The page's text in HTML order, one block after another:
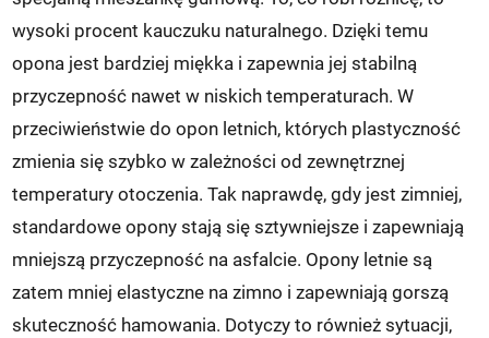
wysoki procent kauczuku naturalnego. Dzięki temu
opona jest bardziej miękka i zapewnia jej stabilną
przyczepność nawet w niskich temperaturach. W
przeciwieństwie do opon letnich, których plastyczność
zmienia się szybko w zależności od zewnętrznej
temperatury otoczenia. Tak naprawdę, gdy jest zimniej,
standardowe opony stają się sztywniejsze i zapewniają
mniejszą przyczepność na asfalcie. Opony letnie są
zatem mniej elastyczne na zimno i zapewniają gorszą
skuteczność hamowania. Dotyczy to również sytuacji,